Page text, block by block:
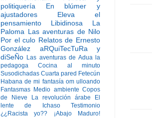
politiquería
En blúmer y
ajustadores
Eleva el
pensamiento
Libidinosa
La
Paloma Las aventuras de Nilo
Por el culo Relatos de Ernesto
González
aRQuiTecTuRa y
diSeÑo Las aventuras de Adua la
pedagoga
Cocina al minuto
Susodichadas Cuarta pared Fetecún
Habana de mi fantasía om ulloando
Fantasmas Medio ambiente Copos
de Nieve
La revolución árabe
El
lente de Ichaso
Testimonio
¿¿Racista yo??
¡Abajo Maduro!